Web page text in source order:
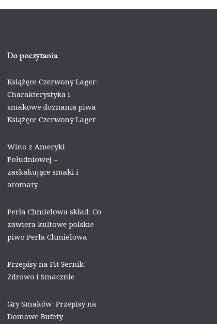
Do poczytania
Książęce Czerwony Lager:
Charakterystyka i
smakowe doznania piwa
Książęce Czerwony Lager
Wino z Ameryki
Południowej –
zaskakujące smaki i
aromaty
Perła Chmielowa skład: Co
zawiera kultowe polskie
piwo Perła Chmielowa
Przepisy na Fit Sernik:
Zdrowo i Smacznie
Gry Smaków: Przepisy na
Domowe Bufety